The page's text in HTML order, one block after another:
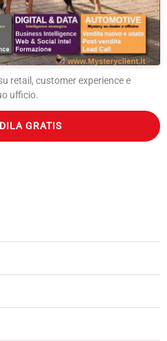
retail, customer experience e
ufficio.
GRATIS